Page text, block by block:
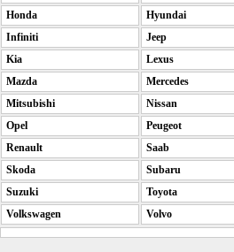
Honda
Hyundai
Infiniti
Jeep
Kia
Lexus
Mazda
Mercedes
Mitsubishi
Nissan
Opel
Peugeot
Renault
Saab
Skoda
Subaru
Suzuki
Toyota
Volkswagen
Volvo